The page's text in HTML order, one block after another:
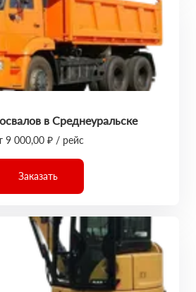
в Среднеуральске
9 000,00 ₽ / рейс
Заказать